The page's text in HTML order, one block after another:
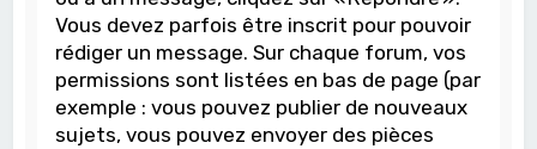
Vous devez parfois être inscrit pour pouvoir
rédiger un message. Sur chaque forum, vos
permissions sont listées en bas de page (par
exemple : vous pouvez publier de nouveaux
sujets, vous pouvez envoyer des pièces